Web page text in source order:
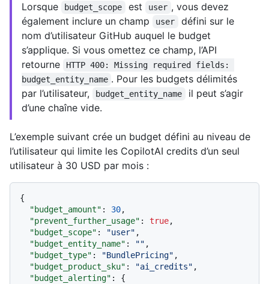
Lorsque
budget_scope est user , vous devez
également inclure un champ
user
défini sur le
nom d’utilisateur GitHub auquel le budget
s’applique. Si vous omettez ce champ, l’API
retourne
HTTP 400: Missing required fields:
budget_entity_name . Pour les budgets délimités
par l’utilisateur,
budget_entity_name
il peut s’agir
d’une chaîne vide.
L’exemple suivant crée un budget défini au niveau de
l’utilisateur qui limite les CopilotAI credits d’un seul
utilisateur à 30 USD par mois :
{
"budget_amount" : 30,
"prevent_further_usage" : true,
"budget_scope" : "user" ,
"budget_entity_name" : "" ,
"budget_type" : "BundlePricing" ,
"budget_product_sku" : "ai_credits" ,
"budget_alerting" :
{